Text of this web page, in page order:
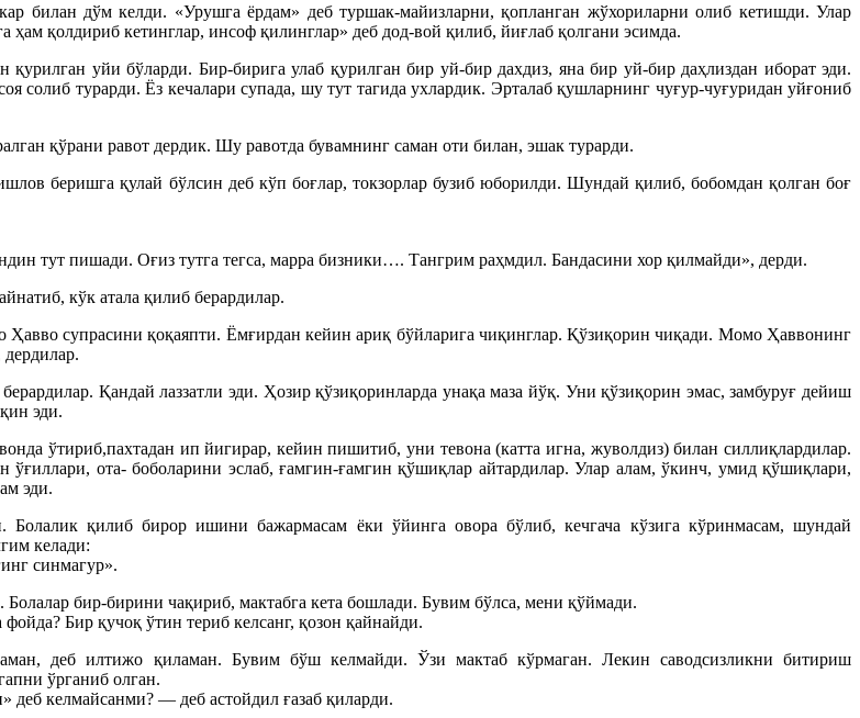
билан дўм келди. «Урушга ёрдам» деб туршак-майизларни, қопланган жўхориларни олиб кетишди. Улар
қолдириб кетинглар, инсоф қилинглар» деб дод-вой қилиб, йиғлаб қолгани эсимда.
уйи бўларди. Бир-бирига улаб қурилган бир уй-бир дахдиз, яна бир уй-бир даҳлиздан иборат эди.
солиб турарди. Ёз кечалари супада, шу тут тагида ухлардик. Эрталаб қушларнинг чуғур-чуғуридан уйғониб
қўрани равот дердик. Шу равотда бувамнинг саман оти билан, эшак турарди.
беришга қулай бўлсин деб кўп боғлар, токзорлар бузиб юборилди. Шундай қилиб, бобомдан қолган боғ
тут пишади. Оғиз тутга тегса, марра бизники…. Тангрим раҳмдил. Бандасини хор қилмайди», дерди.
кўк атала қилиб берардилар.
супрасини қоқаяпти. Ёмғирдан кейин ариқ бўйларига чиқинглар. Қўзиқорин чиқади. Момо Ҳаввонинг
Қандай лаззатли эди. Ҳозир қўзиқоринларда унақа маза йўқ. Уни қўзиқорин эмас, замбуруғ дейиш
эди.
ўтириб,пахтадан ип йигирар, кейин пишитиб, уни тевона (катта игна, жуволдиз) билан силлиқлардилар.
ота- боболарини эслаб, ғамгин-ғамгин қўшиқлар айтардилар. Улар алам, ўкинч, умид қўшиқлари,
эди.
Болалик қилиб бирор ишини бажармасам ёки ўйинга овора бўлиб, кечгача кўзига кўринмасам, шундай
келади:
синмагур».
бир-бирини чақириб, мактабга кета бошлади. Бувим бўлса, мени қўймади.
Бир қучоқ ўтин териб келсанг, қозон қайнайди.
деб илтижо қиламан. Бувим бўш келмайди. Ўзи мактаб кўрмаган. Лекин саводсизликни битириш
ўрганиб олган.
келмайсанми? — деб астойдил ғазаб қиларди.